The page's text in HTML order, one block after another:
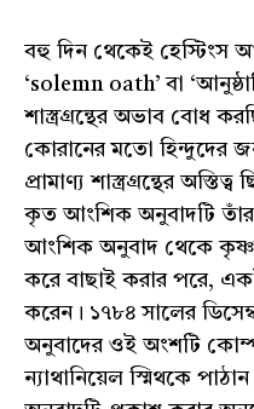
বহু দিন থেকেই হেস্টিংস
‘solemn oath’ বা
শাস্ত্রগ্রন্থের অভাব বোধ
কোরানের মতো হিন্দুদের
প্রামাণ্য শাস্ত্রগ্রন্থের
কৃত আংশিক অনুবাদটি তাঁর
আংশিক অনুবাদ থেকে
করে বাছাই করার পরে,
করেন। ১৭৮৪ সালের
অনুবাদের ওই অংশটি
ন্যাথানিয়েল স্মিথকে